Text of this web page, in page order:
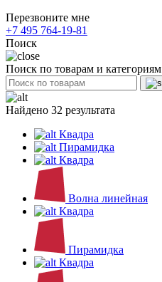
Перезвоните мне
+7 495 764-19-81
Поиск
Поиск по товарам и категориям
Найдено 32 результата
Квадра
Пирамидка
Квадра
Волна линейная
Квадра
Пирамидка
Квадра